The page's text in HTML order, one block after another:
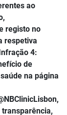
ao
registo no
respetiva
4:
de
na página